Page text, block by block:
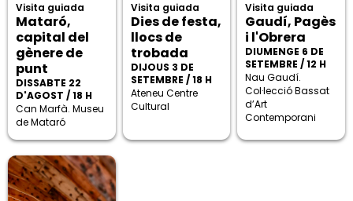
Visita guiada
Mataró,
capital del
gènere de
punt
DISSABTE 22
D'AGOST / 18 H
Can Marfà. Museu
de Mataró
Visita guiada
Dies de festa,
llocs de
trobada
DIJOUS 3 DE
SETEMBRE / 18 H
Ateneu Centre
Cultural
Visita guiada
Gaudí, Pagès
i l'Obrera
DIUMENGE 6 DE
SETEMBRE / 12 H
Nau Gaudí.
Col·lecció Bassat
d’Art
Contemporani